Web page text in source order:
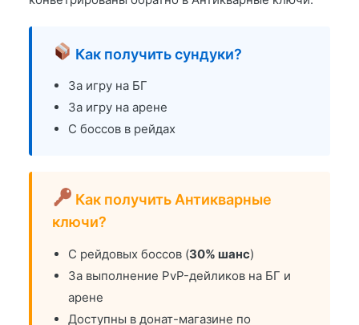
Как получить сундуки?
За игру на БГ
За игру на арене
С боссов в рейдах
Как получить Антикварные
ключи?
С рейдовых боссов (30% шанс)
За выполнение PvP-дейликов на БГ и
арене
Доступны в донат-магазине по